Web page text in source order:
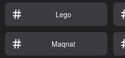
Lego
Maqnat